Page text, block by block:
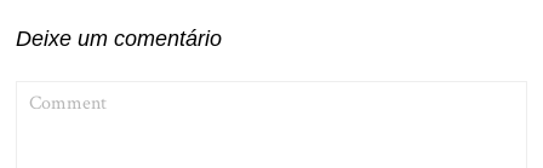
Deixe um comentário